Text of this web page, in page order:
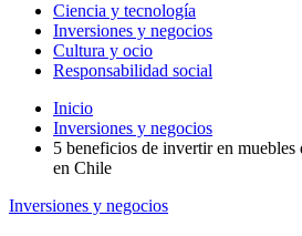
Ciencia y tecnología
Inversiones y negocios
Cultura y ocio
Responsabilidad social
Inicio
Inversiones y negocios
5 beneficios de invertir en muebles
en Chile
Inversiones y negocios